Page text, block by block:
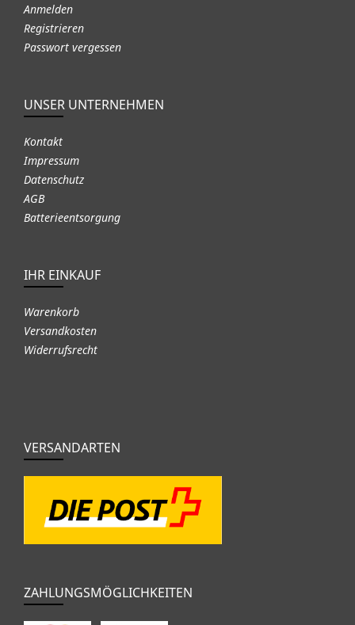
Anmelden
Registrieren
Passwort vergessen
UNSER UNTERNEHMEN
Kontakt
Impressum
Datenschutz
AGB
Batterieentsorgung
IHR EINKAUF
Warenkorb
Versandkosten
Widerrufsrecht
VERSANDARTEN
ZAHLUNGSMÖGLICHKEITEN